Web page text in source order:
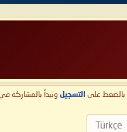
بالضغط على التسجيل وتبدأ بالمشاركة
Türkçe